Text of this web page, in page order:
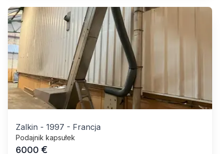
Zalkin - 1997 - Francja
Podajnik kapsułek
6000 €